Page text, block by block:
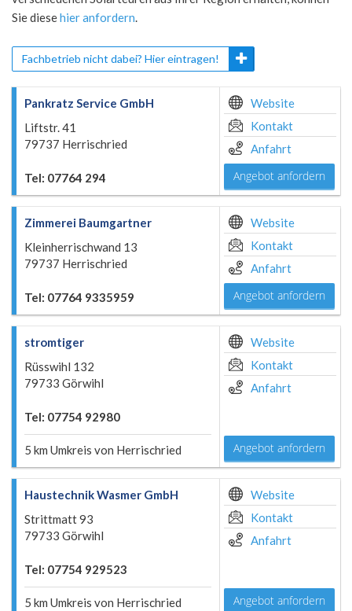
Sie diesehier anfordern.
Fachbetrieb nicht dabei? Hier eintragen!
Pankratz Service GmbH
Liftstr. 41
79737 Herrischried
Tel: 07764 294
Website
Kontakt
Anfahrt
Angebot anfordern
Zimmerei Baumgartner
Kleinherrischwand 13
79737 Herrischried
Tel: 07764 9335959
Website
Kontakt
Anfahrt
Angebot anfordern
stromtiger
Rüsswihl 132
79733 Görwihl
Tel: 07754 92980
5 km Umkreis von Herrischried
Website
Kontakt
Anfahrt
Angebot anfordern
Haustechnik Wasmer GmbH
Strittmatt 93
79733 Görwihl
Tel: 07754 929523
5 km Umkreis von Herrischried
Website
Kontakt
Anfahrt
Angebot anfordern